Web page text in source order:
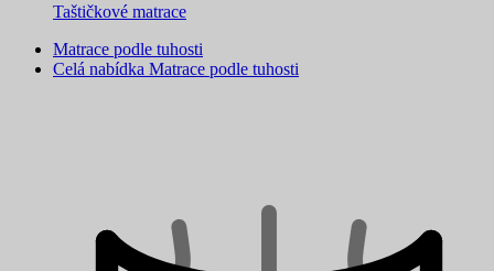
Taštičkové matrace
Matrace podle tuhosti
Celá nabídka Matrace podle tuhosti